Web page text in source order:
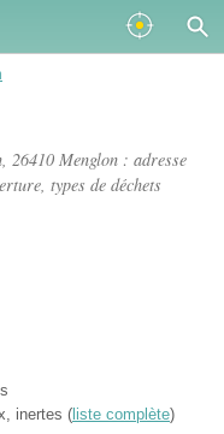
, 26410 Menglon : adresse
types de déchets
inertes ( liste complète)